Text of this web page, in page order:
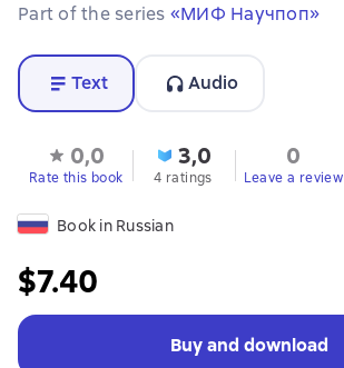
Part of the series «МИФ Научпоп»
Text Audio
0,0
Rate this book
3,0
4 ratings
0
Leave a review
Book in Russian
$7.40
Buy and download